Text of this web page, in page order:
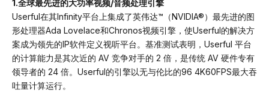
1.全球最先进的大功率视频/音频处理引擎
Userful在其Infinity平台上集成了英伟达™（NVIDIA®）最先进的图
形处理器Ada Lovelace和Chronos视频引擎，使Userful的解决方
案成为领先的IP软件定义视听平台。基准测试表明，Userful 平台
的计算能力是其次近的 AV 竞争对手的 2 倍，是传统 AV 硬件专有
领导者的 24 倍。Userful的引擎以无与伦比的96 4K60FPS最大吞
吐量计算运行。